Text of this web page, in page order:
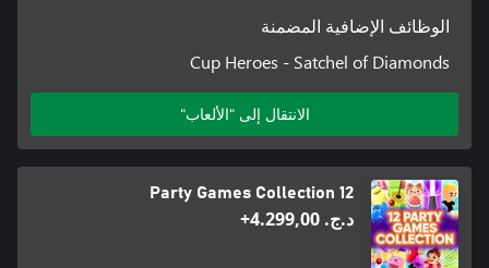
الوظائف الإضافية المضمنة
Cup Heroes - Satchel of Diamonds
الانتقال إلى "الألعاب"
12 Party Games Collection
د.ج.‏ 4.299,00+